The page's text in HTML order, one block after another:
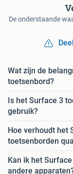
De onderstaande
Wat zijn de
toetsenbord?
Is het Surface 3
gebruik?
Hoe verhoudt het
toetsenborden
Kan ik het
andere